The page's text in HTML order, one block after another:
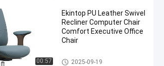
00:57
Ekintop PU Leather Swivel
Recliner Computer Chair
Comfort Executive Office
Chair
Hoge Privé-kantoorstoel
2025-09-19